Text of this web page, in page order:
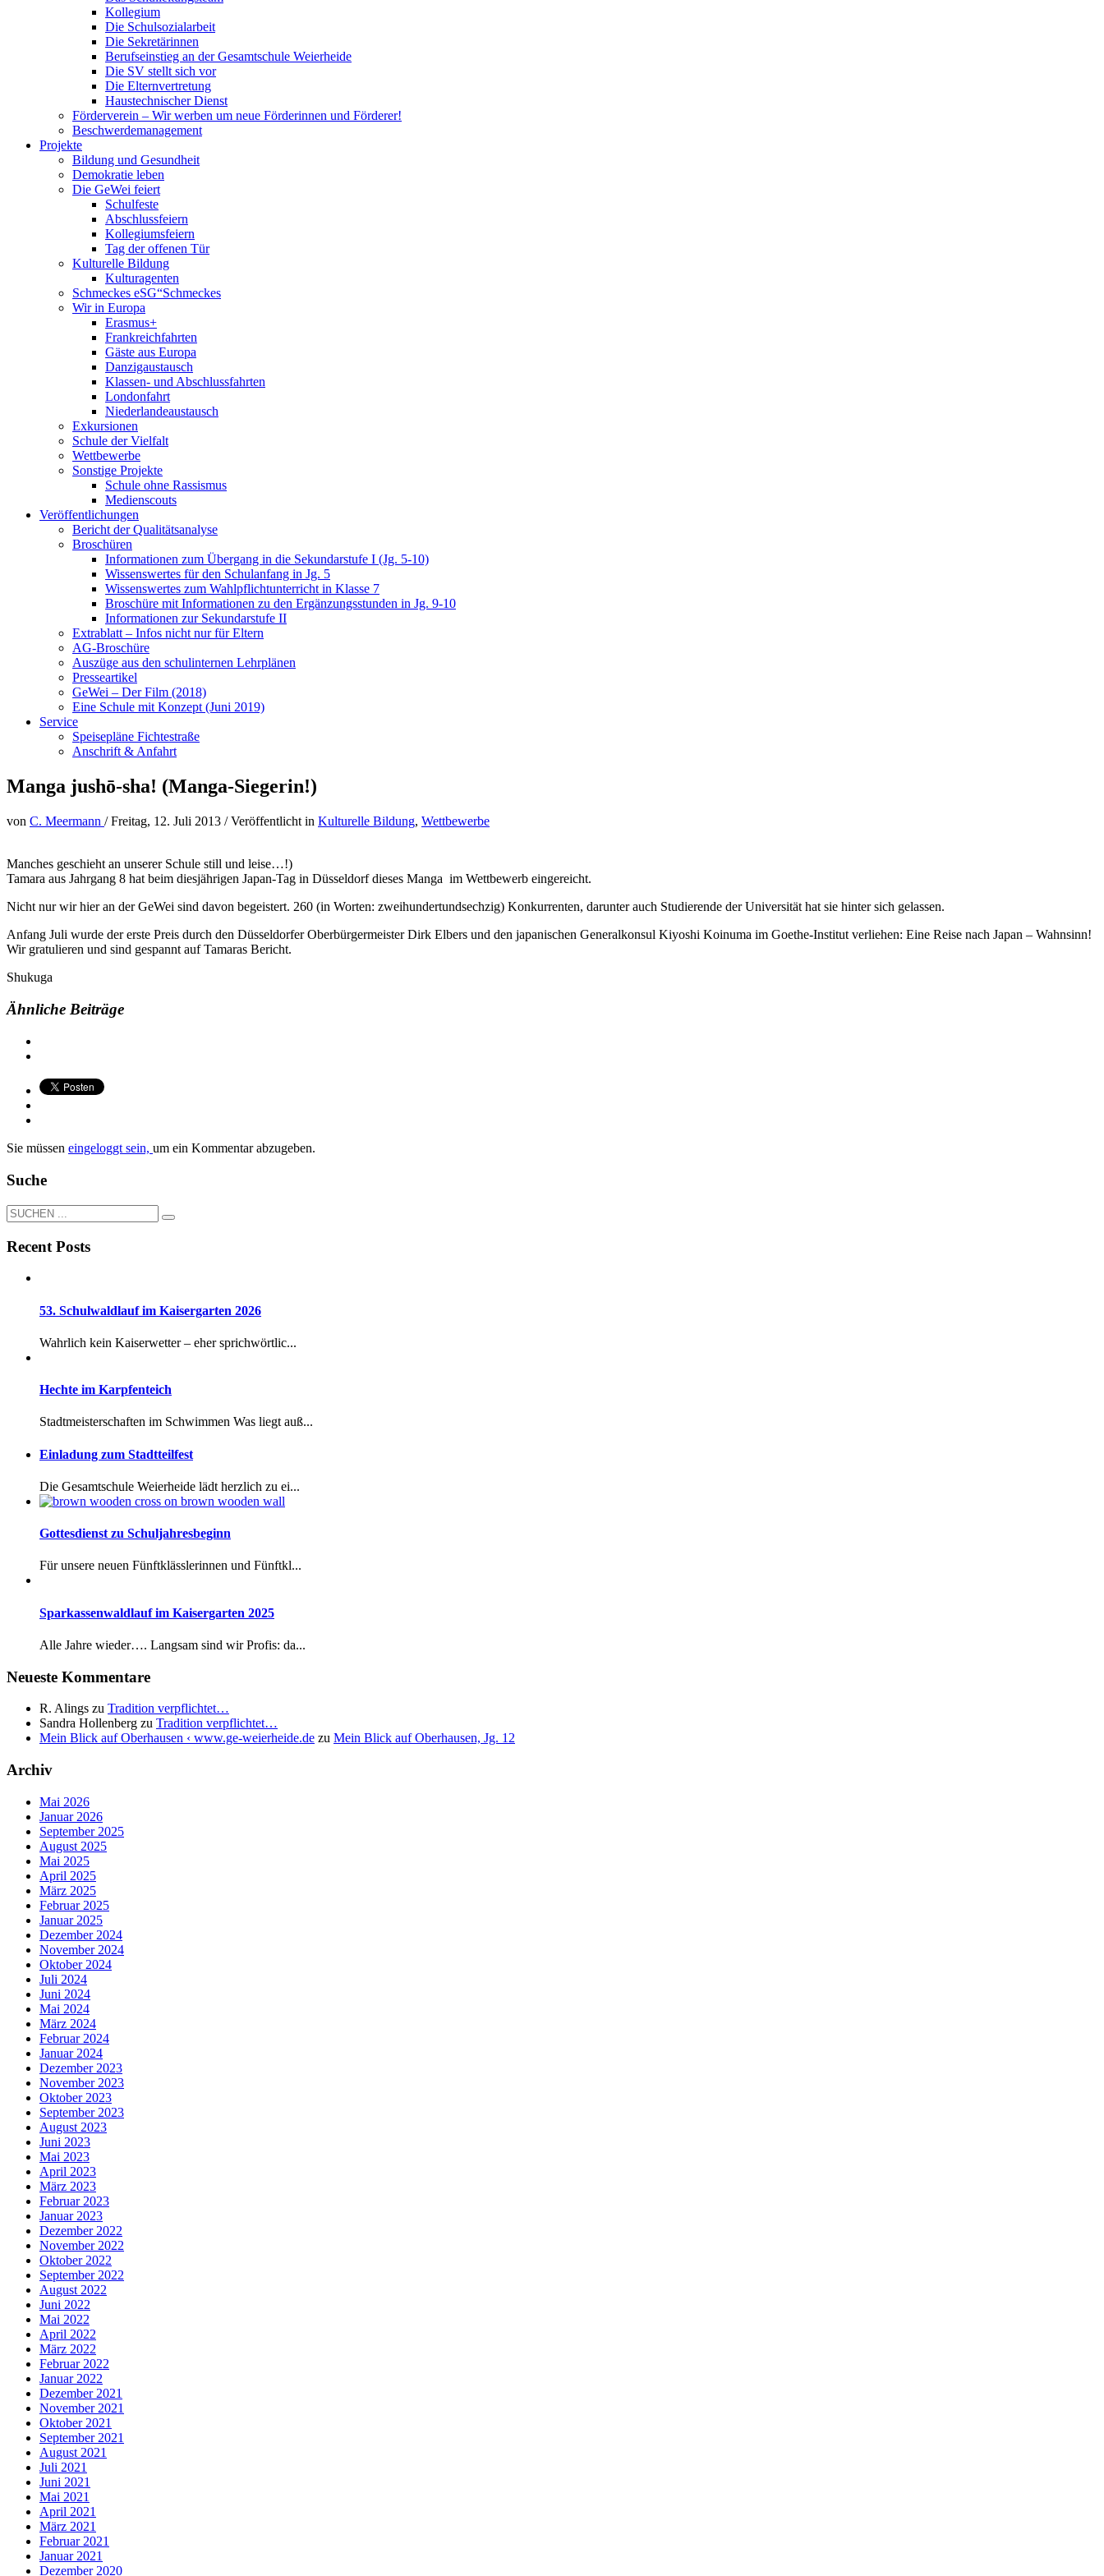
Kollegium
Die Schulsozialarbeit
Die Sekretärinnen
Berufseinstieg an der Gesamtschule Weierheide
Die SV stellt sich vor
Die Elternvertretung
Haustechnischer Dienst
Förderverein – Wir werben um neue Förderinnen und Förderer!
Beschwerdemanagement
Projekte
Bildung und Gesundheit
Demokratie leben
Die GeWei feiert
Schulfeste
Abschlussfeiern
Kollegiumsfeiern
Tag der offenen Tür
Kulturelle Bildung
Kulturagenten
Schmeckes eSG“Schmeckes
Wir in Europa
Erasmus+
Frankreichfahrten
Gäste aus Europa
Danzigaustausch
Klassen- und Abschlussfahrten
Londonfahrt
Niederlandeaustausch
Exkursionen
Schule der Vielfalt
Wettbewerbe
Sonstige Projekte
Schule ohne Rassismus
Medienscouts
Veröffentlichungen
Bericht der Qualitätsanalyse
Broschüren
Informationen zum Übergang in die Sekundarstufe I (Jg. 5-10)
Wissenswertes für den Schulanfang in Jg. 5
Wissenswertes zum Wahlpflichtunterricht in Klasse 7
Broschüre mit Informationen zu den Ergänzungsstunden in Jg. 9-10
Informationen zur Sekundarstufe II
Extrablatt – Infos nicht nur für Eltern
AG-Broschüre
Auszüge aus den schulinternen Lehrplänen
Presseartikel
GeWei – Der Film (2018)
Eine Schule mit Konzept (Juni 2019)
Service
Speisepläne Fichtestraße
Anschrift & Anfahrt
Manga jushō-sha! (Manga-Siegerin!)
von C. Meermann /Freitag, 12. Juli 2013 /Veröffentlicht in Kulturelle Bildung, Wettbewerbe
Manches geschieht an unserer Schule still und leise…!)
Tamara aus Jahrgang 8 hat beim diesjährigen Japan-Tag in Düsseldorf dieses Manga im Wettbewerb eingereicht.
Nicht nur wir hier an der GeWei sind davon begeistert. 260 (in Worten: zweihundertundsechzig) Konkurrenten, darunter auch Studierende der Universität hat sie hinter sich gelassen.
Anfang Juli wurde der erste Preis durch den Düsseldorfer Oberbürgermeister Dirk Elbers und den japanischen Generalkonsul Kiyoshi Koinuma im Goethe-Institut verliehen: Eine Reise nach Japan – Wahnsinn!
Wir gratulieren und sind gespannt auf Tamaras Bericht.
Shukuga
Ähnliche Beiträge
Sie müssen eingeloggt sein, um ein Kommentar abzugeben.
Suche
Recent Posts
53. Schulwaldlauf im Kaisergarten 2026
Wahrlich kein Kaiserwetter – eher sprichwörtlic...
Hechte im Karpfenteich
Stadtmeisterschaften im Schwimmen Was liegt auß...
Einladung zum Stadtteilfest
Die Gesamtschule Weierheide lädt herzlich zu ei...
Gottesdienst zu Schuljahresbeginn
Für unsere neuen Fünftklässlerinnen und Fünftkl...
Sparkassenwaldlauf im Kaisergarten 2025
Alle Jahre wieder…. Langsam sind wir Profis: da...
Neueste Kommentare
R. Alings zu Tradition verpflichtet…
Sandra Hollenberg zu Tradition verpflichtet…
Mein Blick auf Oberhausen ‹ www.ge-weierheide.de zu Mein Blick auf Oberhausen, Jg. 12
Archiv
Mai 2026
Januar 2026
September 2025
August 2025
Mai 2025
April 2025
März 2025
Februar 2025
Januar 2025
Dezember 2024
November 2024
Oktober 2024
Juli 2024
Juni 2024
Mai 2024
März 2024
Februar 2024
Januar 2024
Dezember 2023
November 2023
Oktober 2023
September 2023
August 2023
Juni 2023
Mai 2023
April 2023
März 2023
Februar 2023
Januar 2023
Dezember 2022
November 2022
Oktober 2022
September 2022
August 2022
Juni 2022
Mai 2022
April 2022
März 2022
Februar 2022
Januar 2022
Dezember 2021
November 2021
Oktober 2021
September 2021
August 2021
Juli 2021
Juni 2021
Mai 2021
April 2021
März 2021
Februar 2021
Januar 2021
Dezember 2020